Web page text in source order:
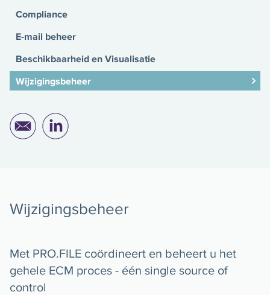
Compliance
E-mail beheer
Beschikbaarheid en Visualisatie
Wijzigingsbeheer
Wijzigingsbeheer
Met PRO.FILE coördineert en beheert u het
gehele ECM proces - één single source of
control